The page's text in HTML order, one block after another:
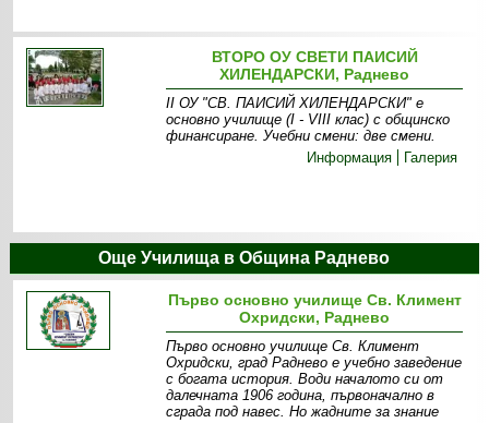
ВТОРО ОУ СВЕТИ ПАИСИЙ
ХИЛЕНДАРСКИ, Раднево
ІІ ОУ "СВ. ПАИСИЙ ХИЛЕНДАРСКИ " е
основно училище (І - VІІІ клас) с общинско
финансиране. Учебни смени: две смени .
Информация
Галерия
Още Училища в Община Раднево
Първо основно училище Св. Климент
Охридски, Раднево
Първо основно училище Св. Климент
Охридски, град Раднево е учебно заведение
с богата история. Води началото си от
далечната 1906 година, първоначално в
сграда под навес. Но жадните за знание